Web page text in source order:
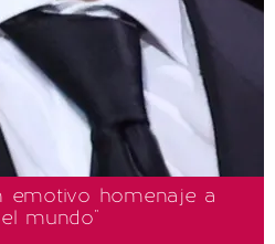
emotivo homenaje a
mundo"